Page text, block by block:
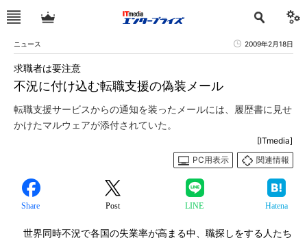
ニュース 2009年2月18日
不況に付け込む転職支援の偽装メール
求職者は要注意
転職支援サービスからの通知を装ったメールには、履歴書に見せ
かけたマルウェアが添付されていた。
[ITmedia]
PC用表示
関連情報
Share Post LINE Hatena
世界同時不況で各国の失業率が高まる中、職探しをする人たち